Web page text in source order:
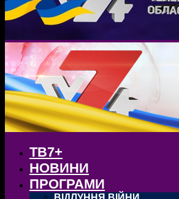
ТВ7+
НОВИНИ
ПРОГРАМИ